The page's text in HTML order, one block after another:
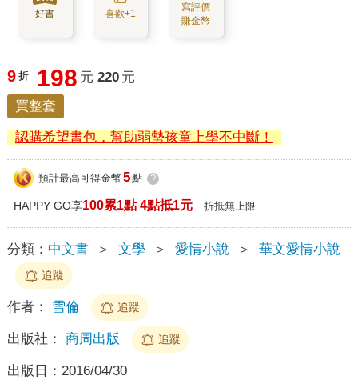
好書 喜歡+1
寫評價
賺金幣
9 折 198 元 220 元
買整套
認購希望書包，幫助弱勢孩童上學不中斷！
預計最高可得金幣 5點 ?
HAPPY GO享100累1點 4點抵1元 折抵無上限
分類： 中文書 ＞ 文學 ＞ 愛情小說 ＞ 華文愛情小說
追蹤
作者： 雪倫 追蹤
出版社： 商周出版 追蹤
出版日： 2016/04/30